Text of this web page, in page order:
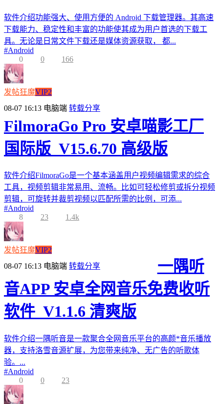
软件介绍功能强大、使用方便的 Android 下载管理器。其高速
下载能力、稳定性和丰富的功能使其成为用户首选的下载工
具。无论是日常文件下载还是媒体资源获取， 都...
#Android
0
0 166
发帖狂魔VIP2
08-07 16:13 电脑端 转载分享
FilmoraGo Pro 安卓喵影工厂
国际版_V15.6.70 高级版
软件介绍FilmoraGo是一个基本涵盖用户视频编辑需求的综合
工具，视频剪辑非常易用、流畅。比如可轻松修剪或拆分视频
剪辑，可旋转并裁剪视频以匹配所需的比例，可添...
#Android
8
23 1.4k
发帖狂魔VIP2
08-07 16:13 电脑端 转载分享
一隅听
音APP 安卓全网音乐免费收听
软件_V1.1.6 清爽版
软件介绍一隅听音是一款聚合全网音乐平台的高颜*音乐播放
器，支持洛雪音源扩展，为您带来纯净、无广告的听歌体
验。...
#Android
0
0 23